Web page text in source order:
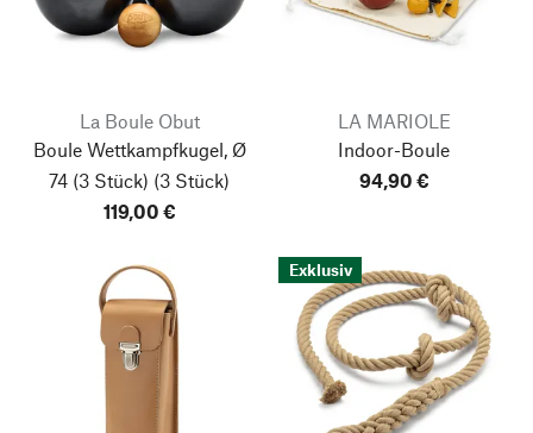
La Boule Obut
Boule Wettkampfkugel, Ø
74 (3 Stück) (3 Stück)
119,00 €
LA MARIOLE
Indoor-Boule
94,90 €
Exklusiv